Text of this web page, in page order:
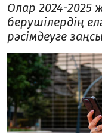
Олар 2024-2025
берушілердің
рәсімдеуге